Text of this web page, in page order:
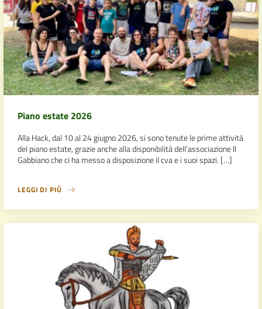
Piano estate 2026
Alla Hack, dal 10 al 24 giugno 2026, si sono tenute le prime attività
del piano estate, grazie anche alla disponibilità dell’associazione Il
Gabbiano che ci ha messo a disposizione il cva e i suoi spazi. […]
LEGGI DI PIÙ